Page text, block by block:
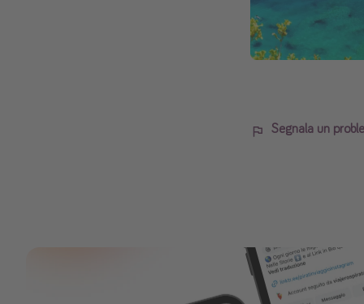
Segnala un